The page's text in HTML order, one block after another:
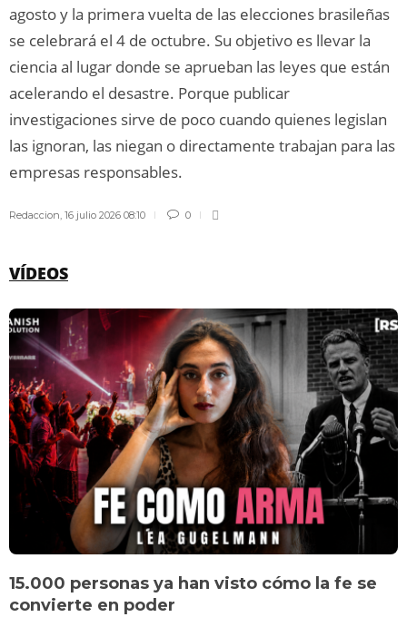
agosto y la primera vuelta de las elecciones brasileñas
se celebrará el 4 de octubre. Su objetivo es llevar la
ciencia al lugar donde se aprueban las leyes que están
acelerando el desastre. Porque publicar
investigaciones sirve de poco cuando quienes legislan
las ignoran, las niegan o directamente trabajan para las
empresas responsables.
Redaccion, 16 julio 2026 08:10 0
VÍDEOS
15.000 personas ya han visto cómo la fe se
convierte en poder